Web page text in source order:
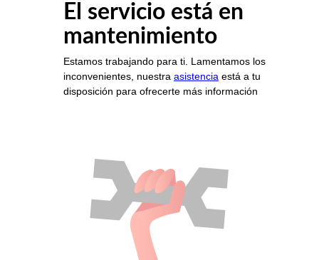
El servicio está en
mantenimiento
Estamos trabajando para ti. Lamentamos los
inconvenientes, nuestra asistencia está a tu
disposición para ofrecerte más información